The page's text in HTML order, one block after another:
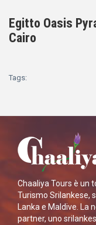
Egitto Oasis
Cairo
Tags:
Chaaliya Tours è un
Turismo Srilankese,
Lanka e Maldive.
partner, uno